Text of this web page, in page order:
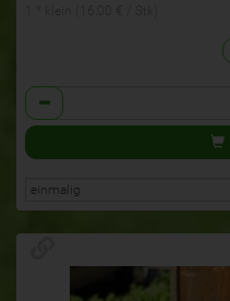
Anzahl